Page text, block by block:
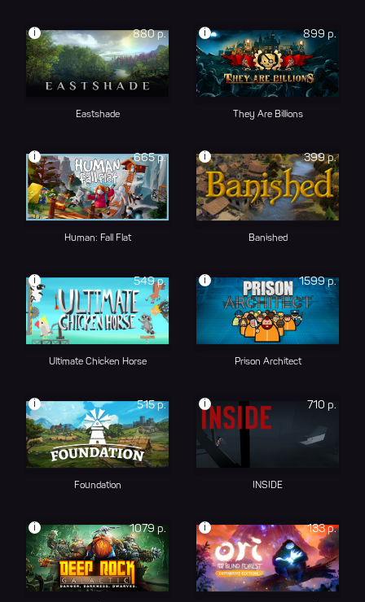
880 р.
i
Eastshade
899 р.
i
They Are Billions
665 р.
i
Human: Fall Flat
399 р.
i
Banished
549 р.
i
Ultimate Chicken Horse
1599 р.
i
Prison Architect
515 р.
i
Foundation
710 р.
i
INSIDE
1079 р.
i 133 р.
i